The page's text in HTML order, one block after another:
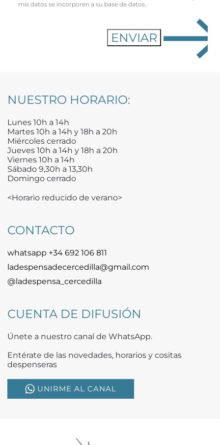
mis datos se incorporen a su base de datos.
NUESTRO HORARIO:
Lunes 10h a 14h
Martes 10h a 14h y 18h a 20h
Miércoles cerrado
Jueves 10h a 14h y 18h a 20h
Viernes 10h a 14h
Sábado 9,30h a 13,30h
Domingo cerrado
<Horario reducido de verano>
CONTACTO
whatsapp +34 692 106 811
ladespensadecercedilla@gmail.com
@ladespensa_cercedilla
CUENTA DE DIFUSIÓN
Únete a nuestro canal de WhatsApp.
Entérate de las novedades, horarios y cositas
despenseras
UNIRME AL CANAL